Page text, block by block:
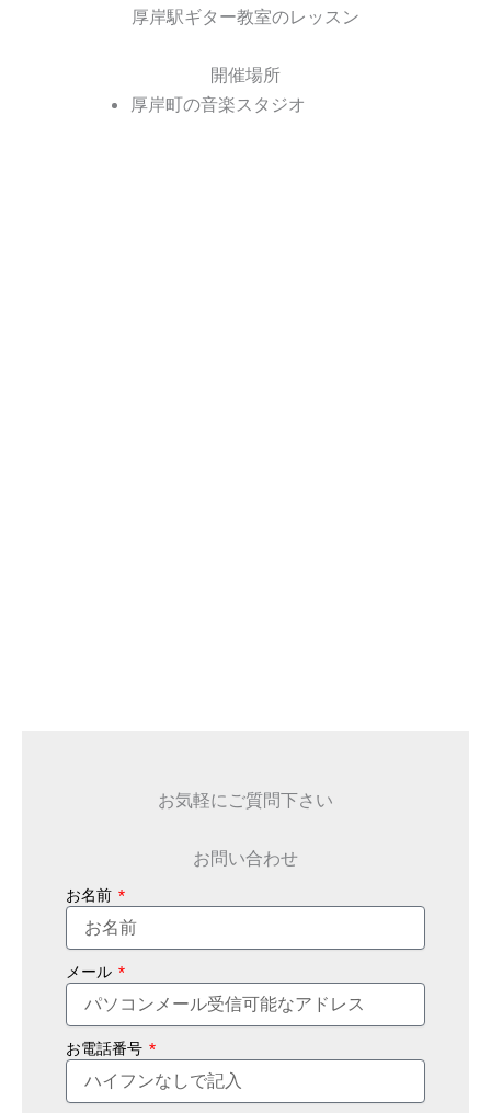
厚岸駅ギター教室のレッスン
開催場所
厚岸町の音楽スタジオ
お気軽にご質問下さい
お問い合わせ
お名前
メール
お電話番号